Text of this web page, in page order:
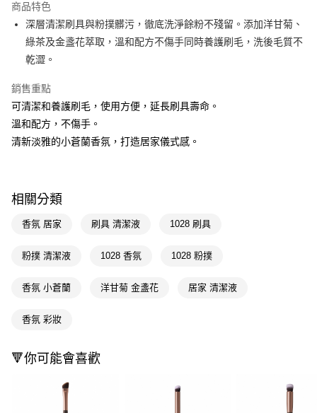
街口支付
悠遊付
Google Pay
AFTEE先享後付
相關說明
【關於「AFTEE先享後付」】
AFTEE先享後付是「在收到商品之後才付款」的支付方式。 讓您購物簡單
１．於結帳方式選擇「AFTEE先享後付」後，將跳轉至「AFTEE先享後付」
２．訂單成立數日內，您將收到繳費通知簡訊。
※ 請注意：結帳手續完成當下不需立刻繳費，但若您需要取消訂單，請聯絡
後付繳納相關費用。
客戶支援中心」https://netprotections.freshdesk.com/support/home
１．透過由恩沛科技股份有限公司提供之「AFTEE先享後付」服務完成之交
易，需依本服務之必要範圍內提供個人資料，並將交易相關給付款項請求債
即享券
全家取貨付款
每筆NT$65，滿NT$390(含以上)免運費
萊爾富取貨付款
每筆NT$65，滿NT$490(含以上)免運費
商品特色
深層清潔刷具與粉撲髒污，徹底洗淨餘粉不殘留。添加洋甘菊、
綠茶及金盞花萃取，溫和配方不傷手同時養護刷毛，洗後毛質不
乾澀。
銷售重點
可清潔和養護刷毛，使用方便，延長刷具壽命。
溫和配方，不傷手。
清新淡雅的小蒼蘭香氛，打造居家儀式感。
相關分類
香氛 居家 刷具 清潔液 1028 刷具
粉撲 清潔液 1028 香氛 1028 粉撲
香氛 小蒼蘭 洋甘菊 金盞花 居家 清潔液
香氛 彩妝
🔻你可能會喜歡